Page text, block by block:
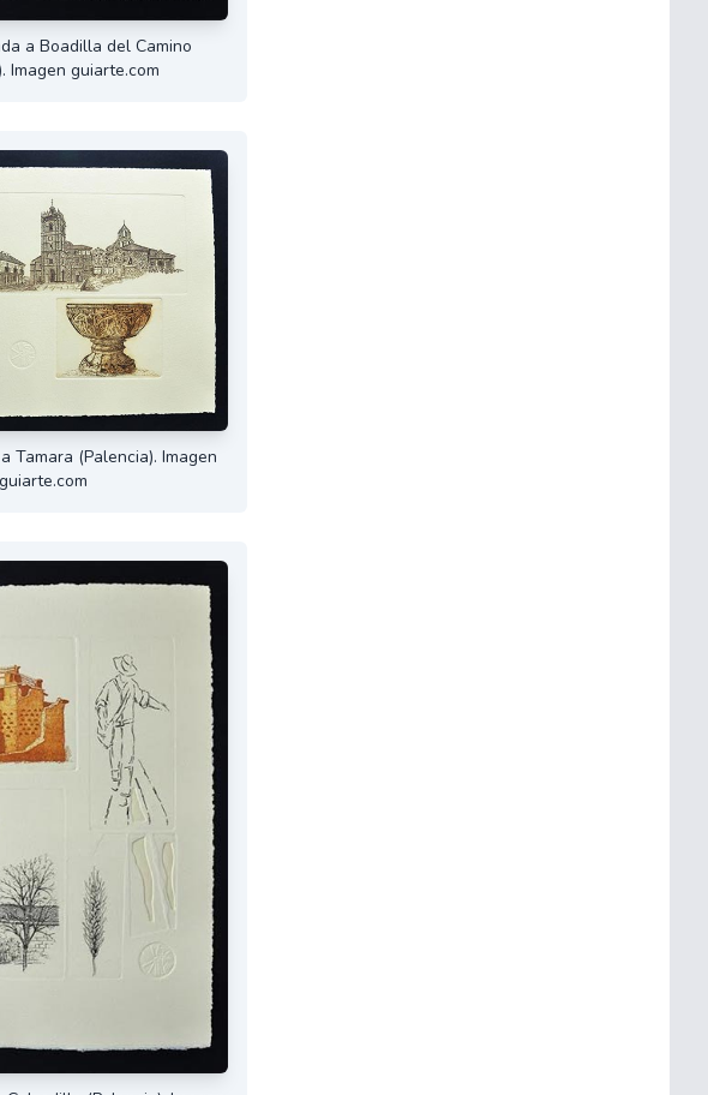
a Boadilla del Camino
Imagen guiarte.com
Tamara (Palencia). Imagen
guiarte.com